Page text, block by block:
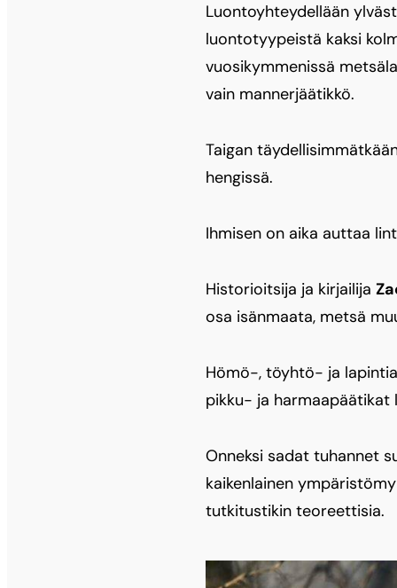
Luontoyhteydellään
luontotyypeistä kaksi
vuosikymmenissä
vain mannerjäätikkö.
Taigan
hengissä.
Ihmisen on aika auttaa
Historioitsija ja kirjailija
osa isänmaata, metsä
Hömö-, töyhtö- ja
pikku- ja harmaapäätikat
Onneksi sadat tuhannet
kaikenlainen
tutkitustikin teoreettisia.